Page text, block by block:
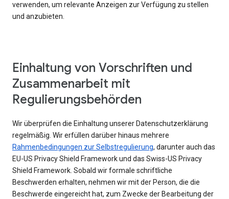
verwenden, um relevante Anzeigen zur Verfügung zu stellen
und anzubieten.
Einhaltung von Vorschriften und
Zusammenarbeit mit
Regulierungsbehörden
Wir überprüfen die Einhaltung unserer Datenschutzerklärung
regelmäßig. Wir erfüllen darüber hinaus mehrere
Rahmenbedingungen zur Selbstregulierung, darunter auch das
EU-US Privacy Shield Framework und das Swiss-US Privacy
Shield Framework. Sobald wir formale schriftliche
Beschwerden erhalten, nehmen wir mit der Person, die die
Beschwerde eingereicht hat, zum Zwecke der Bearbeitung der